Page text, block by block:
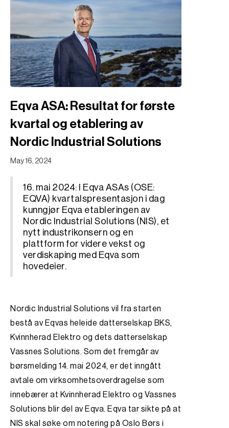
Eqva ASA: Resultat for første
kvartal og etablering av
Nordic Industrial Solutions
May 16, 2024
16. mai 2024: I Eqva ASAs (OSE:
EQVA) kvartalspresentasjon i dag
kunngjør Eqva etableringen av
Nordic Industrial Solutions (NIS), et
nytt industrikonsern og en
plattform for videre vekst og
verdiskaping med Eqva som
hovedeier.
Nordic Industrial Solutions vil fra starten
bestå av Eqvas heleide datterselskap BKS,
Kvinnherad Elektro og dets datterselskap
Vassnes Solutions. Som det fremgår av
børsmelding 14. mai 2024, er det inngått
avtale om virksomhetsoverdragelse som
innebærer at Kvinnherad Elektro og Vassnes
Solutions blir del av Eqva. Eqva tar sikte på at
NIS skal søke om notering på Oslo Børs i